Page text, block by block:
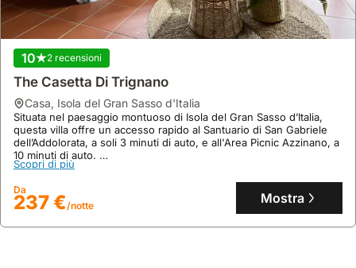
10 2 recensioni
The Casetta Di Trignano
casa, Isola del Gran Sasso d'Italia
Situata nel paesaggio montuoso di Isola del Gran Sasso d’Italia,
questa villa offre un accesso rapido al Santuario di San Gabriele
dell’Addolorata, a soli 3 minuti di auto, e all'Area Picnic Azzinano, a
10 minuti di auto.
Questa casa vacanza, ideale per 7 ospiti, dispone di 2 camere da
letto, 3 bagni, aria condizionata, Wi-Fi gratuito, una terrazza
panoramica con giardino arredato e barbecue per godere appieno
del contesto rurale.
Scopri di più
Da
237 €/notte Mostra